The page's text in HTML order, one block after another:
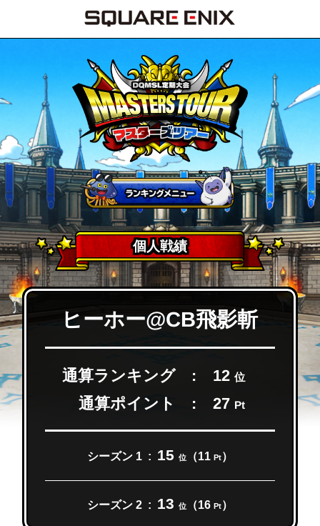
個人戦績
ヒーホー@CB飛影斬
通算ランキング 12位
通算ポイント 27 Pt
シーズン 1 15位 （11Pt）
シーズン 2 13位 （16Pt）